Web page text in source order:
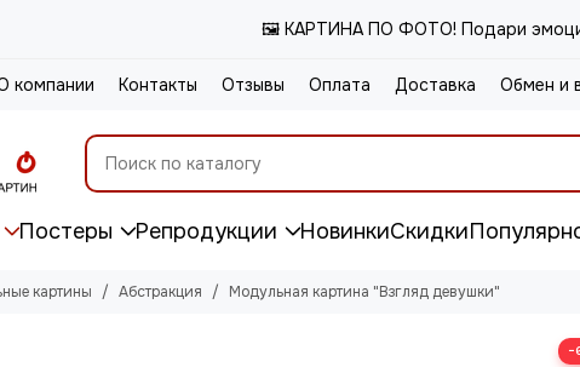
🖼️ КАРТИНА ПО ФОТО! Подари
компании Контакты Отзывы Оплата Доставка Обмен и
Постеры Репродукции НовинкиСкидки
картины Абстракция Модульная картина "Взгляд девушки"